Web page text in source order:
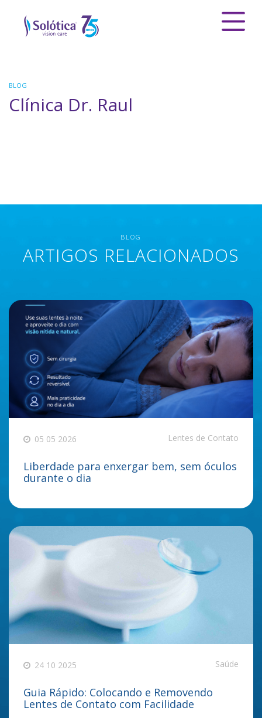
BLOG
Clínica Dr. Raul
BLOG
ARTIGOS RELACIONADOS
05 05 2026 Lentes de Contato
Liberdade para enxergar bem, sem óculos
durante o dia
24 10 2025 Saúde
Guia Rápido: Colocando e Removendo
Lentes de Contato com Facilidade